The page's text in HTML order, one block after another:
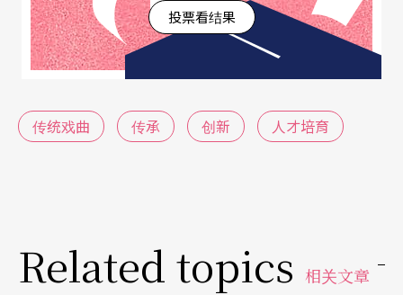
说，当代传奇剧场甄选年轻演员，来了三、四十
人，结果一个都不合格，唱也不会，念也不会，脚
步也不会走，看对岸不断培养出新生代优秀京剧演
员，台湾唯一的戏曲学校却十二年却培养不出一个
人才，他心都急了。国光剧团艺术总监王安祈私下
这些十八般武艺样样精通的歌仔戏演员拍手叫好
时，在我们赞叹经过了数十年，为什么演员们的造
投票看结果
传统戏曲 传承 创新 人才培育
Related topics 相关文章